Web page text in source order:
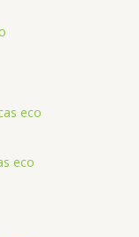
eco